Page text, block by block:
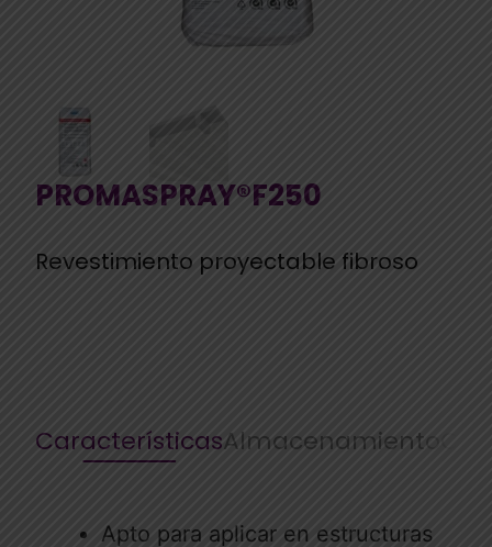
PROMASPRAY®F250
Revestimiento proyectable fibroso
CaracterísticasAlmacenamiento
Apto para aplicar en estructuras